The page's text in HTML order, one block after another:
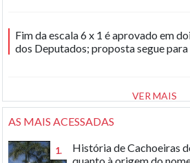
Fim da escala 6 x 1 é aprovado em
dos Deputados; proposta segue para
VER MAIS
AS MAIS ACESSADAS
1.
História de Cachoeiras